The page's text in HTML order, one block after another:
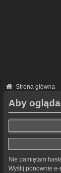
Strona główna
Aby
Nie pamiętam
Wyślij ponownie